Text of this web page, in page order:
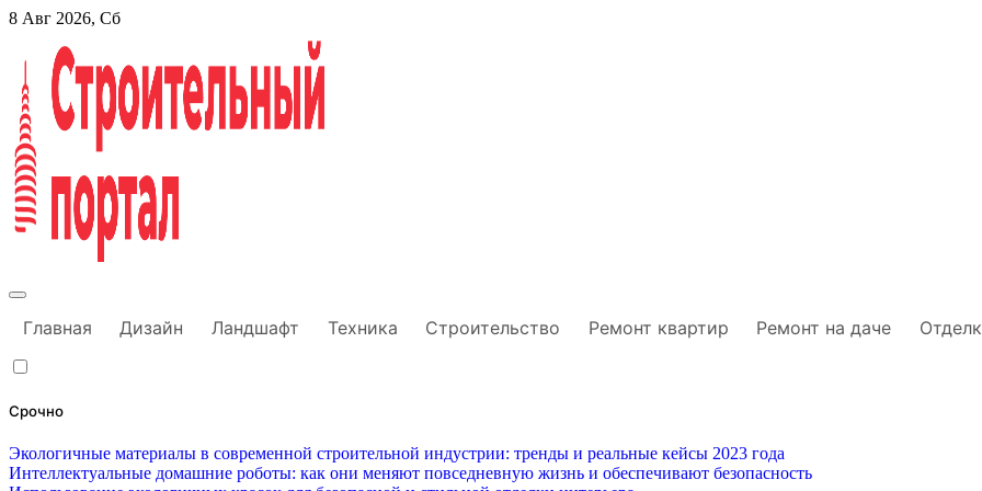
Перейти
содержанию
8 Авг 2026, Сб
Главная Дизайн Ландшафт Техника Строительство Ремонт квартир Ремонт на даче
Срочно
Экологичные материалы в современной строительной индустрии: тренды и реальные кейсы 2023 года
Интеллектуальные домашние роботы: как они меняют повседневную жизнь и обеспечивают безопасность